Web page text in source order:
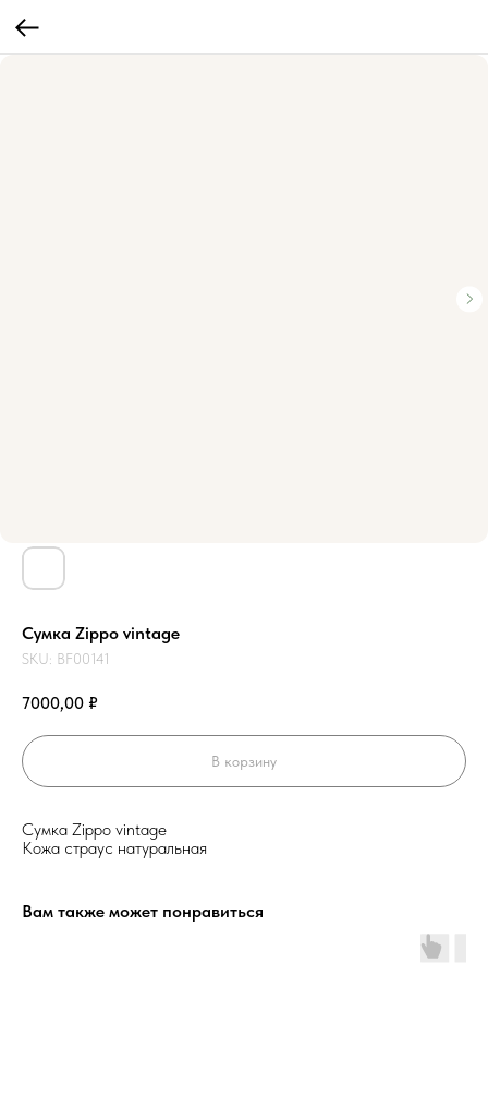
Сумка Zippo vintage
SKU: BF00141
7000,00 ₽
В корзину
Сумка Zippo vintage
Кожа страус натуральная
Вам также может понравиться